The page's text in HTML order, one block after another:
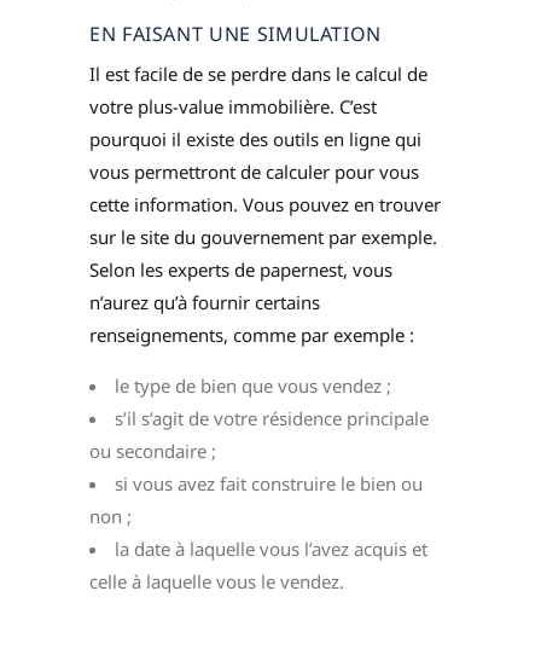
EN FAISANT UNE SIMULATION
Il est facile de se perdre dans le calcul de
votre plus-value immobilière. C’est
pourquoi il existe des outils en ligne qui
vous permettront de calculer pour vous
cette information. Vous pouvez en trouver
sur le site du gouvernement par exemple.
Selon les experts de papernest, vous
n’aurez qu’à fournir certains
renseignements, comme par exemple :
le type de bien que vous vendez ;
s’il s’agit de votre résidence principale
ou secondaire ;
si vous avez fait construire le bien ou
non ;
la date à laquelle vous l’avez acquis et
celle à laquelle vous le vendez.